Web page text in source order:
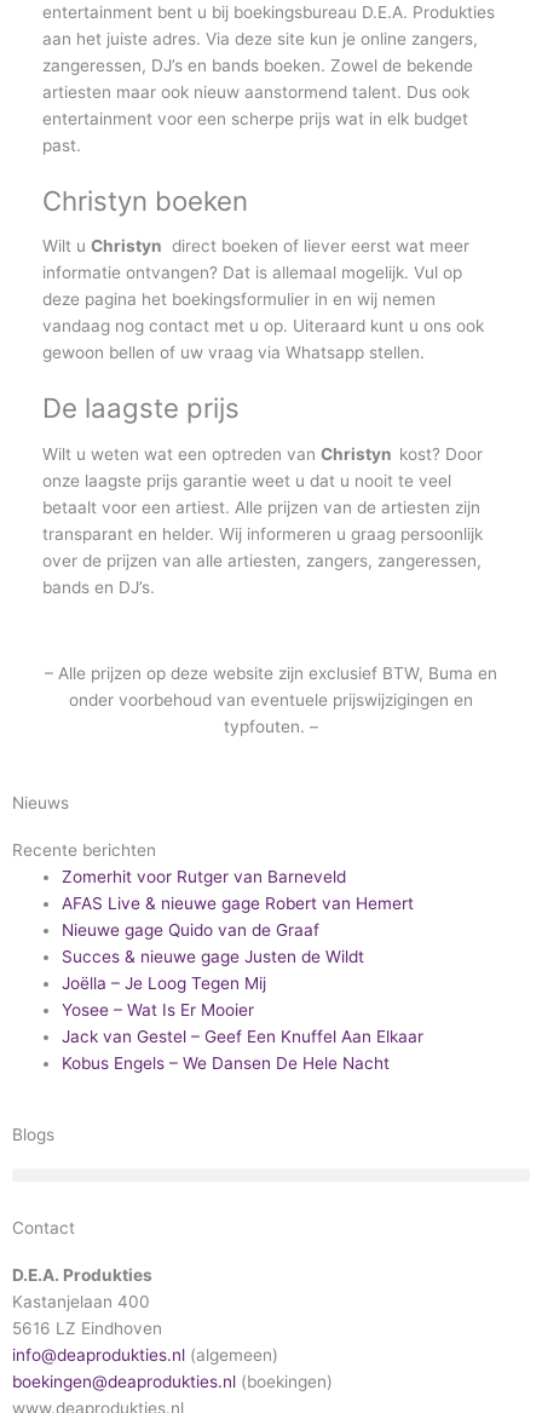
entertainment bent u bij boekingsbureau D.E.A. Produkties
aan het juiste adres. Via deze site kun je online zangers,
zangeressen, DJ’s en bands boeken. Zowel de bekende
artiesten maar ook nieuw aanstormend talent. Dus ook
entertainment voor een scherpe prijs wat in elk budget
past.
Christyn boeken
Wilt u Christyn direct boeken of liever eerst wat meer
informatie ontvangen? Dat is allemaal mogelijk. Vul op
deze pagina het boekingsformulier in en wij nemen
vandaag nog contact met u op. Uiteraard kunt u ons ook
gewoon bellen of uw vraag via Whatsapp stellen.
De laagste prijs
Wilt u weten wat een optreden van Christyn kost? Door
onze laagste prijs garantie weet u dat u nooit te veel
betaalt voor een artiest. Alle prijzen van de artiesten zijn
transparant en helder. Wij informeren u graag persoonlijk
over de prijzen van alle artiesten, zangers, zangeressen,
bands en DJ’s.
– Alle prijzen op deze website zijn exclusief BTW, Buma en
onder voorbehoud van eventuele prijswijzigingen en
typfouten. –
Nieuws
Recente berichten
Zomerhit voor Rutger van Barneveld
AFAS Live & nieuwe gage Robert van Hemert
Nieuwe gage Quido van de Graaf
Succes & nieuwe gage Justen de Wildt
Joëlla – Je Loog Tegen Mij
Yosee – Wat Is Er Mooier
Jack van Gestel – Geef Een Knuffel Aan Elkaar
Kobus Engels – We Dansen De Hele Nacht
Blogs
Contact
D.E.A. Produkties
Kastanjelaan 400
5616 LZ Eindhoven
info@deaprodukties.nl (algemeen)
boekingen@deaprodukties.nl (boekingen)
www.deaprodukties.nl